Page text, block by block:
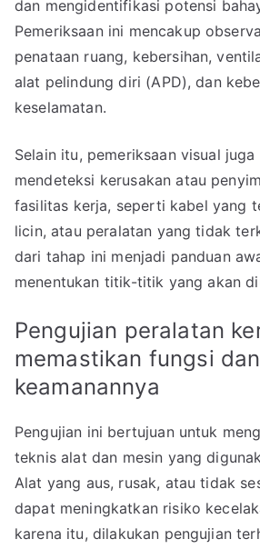
dan mengidentifikasi potensi
Pemeriksaan ini mencakup
penataan ruang, kebersihan,
alat pelindung diri (APD), dan
keselamatan.
Selain itu, pemeriksaan visual juga
mendeteksi kerusakan atau
fasilitas kerja, seperti kabel yang
licin, atau peralatan yang tidak
dari tahap ini menjadi panduan
menentukan titik-titik yang akan
Pengujian peralatan
memastikan fungsi dan
keamanannya
Pengujian ini bertujuan untuk
teknis alat dan mesin yang
Alat yang aus, rusak, atau tidak
dapat meningkatkan risiko
karena itu, dilakukan pengujian